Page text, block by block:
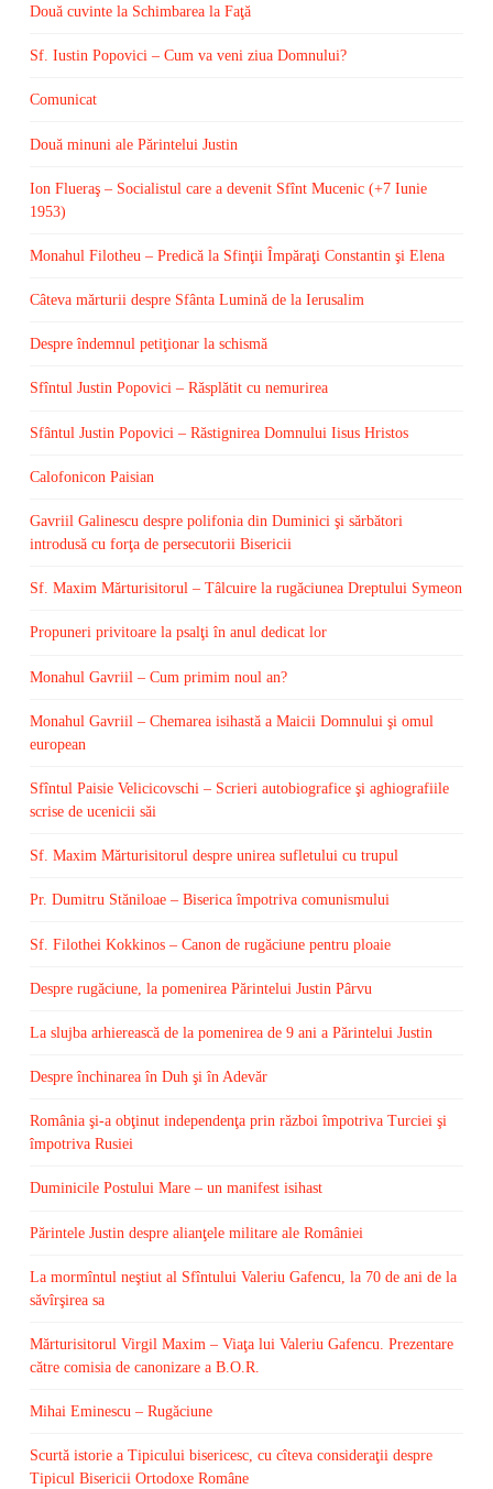
Două cuvinte la Schimbarea la Faţă
Sf. Iustin Popovici – Cum va veni ziua Domnului?
Comunicat
Două minuni ale Părintelui Justin
Ion Flueraş – Socialistul care a devenit Sfînt Mucenic (+7 Iunie
1953)
Monahul Filotheu – Predică la Sfinţii Împăraţi Constantin şi Elena
Câteva mărturii despre Sfânta Lumină de la Ierusalim
Despre îndemnul petiţionar la schismă
Sfîntul Justin Popovici – Răsplătit cu nemurirea
Sfântul Justin Popovici – Răstignirea Domnului Iisus Hristos
Calofonicon Paisian
Gavriil Galinescu despre polifonia din Duminici şi sărbători
introdusă cu forţa de persecutorii Bisericii
Sf. Maxim Mărturisitorul – Tâlcuire la rugăciunea Dreptului Symeon
Propuneri privitoare la psalţi în anul dedicat lor
Monahul Gavriil – Cum primim noul an?
Monahul Gavriil – Chemarea isihastă a Maicii Domnului şi omul
european
Sfîntul Paisie Velicicovschi – Scrieri autobiografice şi aghiografiile
scrise de ucenicii săi
Sf. Maxim Mărturisitorul despre unirea sufletului cu trupul
Pr. Dumitru Stăniloae – Biserica împotriva comunismului
Sf. Filothei Kokkinos – Canon de rugăciune pentru ploaie
Despre rugăciune, la pomenirea Părintelui Justin Pârvu
La slujba arhierească de la pomenirea de 9 ani a Părintelui Justin
Despre închinarea în Duh şi în Adevăr
România şi-a obţinut independenţa prin război împotriva Turciei şi
împotriva Rusiei
Duminicile Postului Mare – un manifest isihast
Părintele Justin despre alianţele militare ale României
La mormîntul neştiut al Sfîntului Valeriu Gafencu, la 70 de ani de la
săvîrşirea sa
Mărturisitorul Virgil Maxim – Viaţa lui Valeriu Gafencu. Prezentare
către comisia de canonizare a B.O.R.
Mihai Eminescu – Rugăciune
Scurtă istorie a Tipicului bisericesc, cu cîteva consideraţii despre
Tipicul Bisericii Ortodoxe Române